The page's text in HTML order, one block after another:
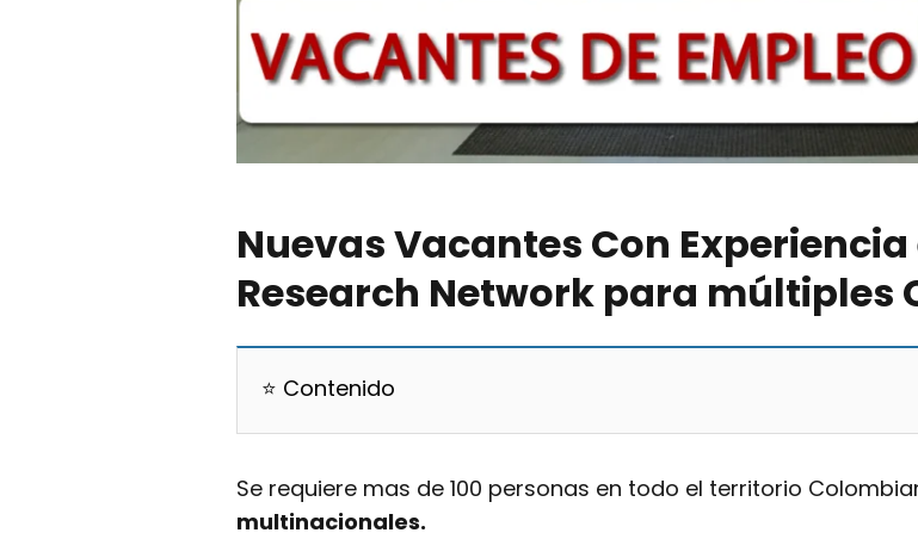
Nuevas Vacantes Con
Research Network para múltiples
⭐ Contenido
Se requiere mas de 100 personas en todo el territorio
multinacionales.